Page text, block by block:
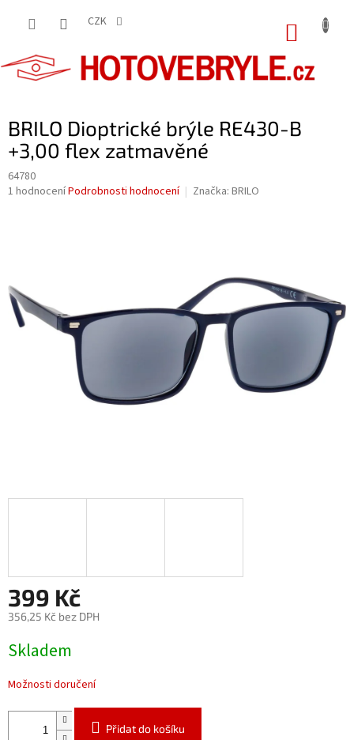
CZK
BRILO Dioptrické brýle RE430-B
+3,00 flex zatmavěné
64780
Průměrné
hvězdiček.
1 hodnoceníPodrobnosti hodnocení Značka: BRILO
399 Kč
356,25 Kč bez DPH
cena:
Skladem
Možnosti doručení
Přidat do košíku